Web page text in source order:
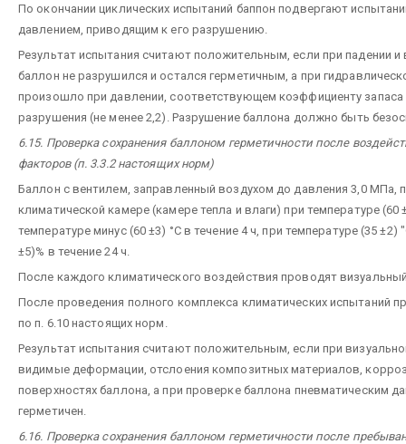
По окончании циклических испытаний баппон подвергают
давлением, приводящим к его разрушению.
Результат испытания считают положительным, если при падении
баллон не разрушился и остался герметичным, а при
произошло при давлении, соответствующем коэффициенту
разрушения (не менее 2,2). Разрушение баллона должно быть
6.15. Проверка сохранения баллоном герметичности после
факторов (п. 3.3.2 настоящих норм)
Баллон с вентилем, заправленный воздухом до давления 3,0
климатической камере (камере тепла и влаги) при температуре (60
температуре минус (60 ±3) °С в течение 4 ч, при температуре (35
±5)% в течение 24 ч.
После каждого климатического воздействия проводят
После проведения полного комплекса климатических испытаний
по п. 6.10 настоящих норм.
Результат испытания считают положительным, если при
видимые деформации, отслоения композитных материалов,
поверхностях баллона, а при проверке баллона пневматическим
герметичен.
6.16. Проверка сохранения баллоном герметичности после